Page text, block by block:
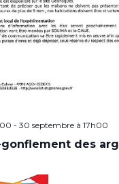
- 30 septembre à 17h00
des